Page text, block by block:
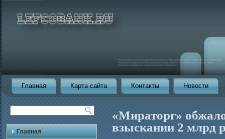
Главная Карта сайта Контакты Новости
Главная
«Мираторг»
взыскании 2 млрд